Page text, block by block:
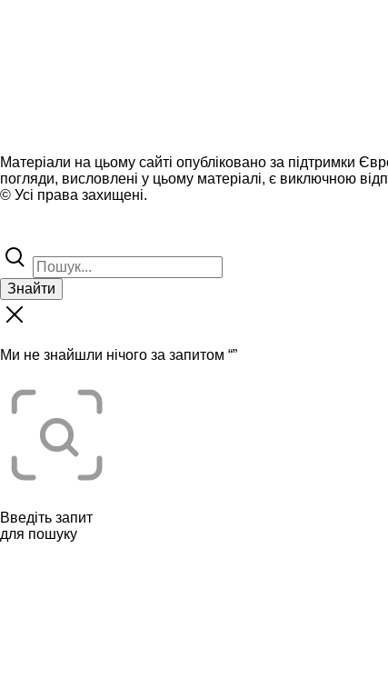
Матеріали на цьому сайті опубліковано за підтримки
погляди, висловлені у цьому матеріалі, є виключною
© Усі права захищені.
Знайти
Ми не знайшли нічого за запитом “”
Введіть запит
для пошуку